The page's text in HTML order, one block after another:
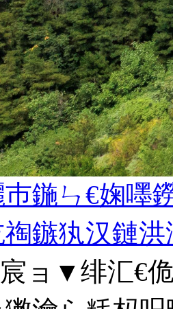
鍦ㄣ€婅嚜
鏃犱汉鏈
ョ▼绯汇€